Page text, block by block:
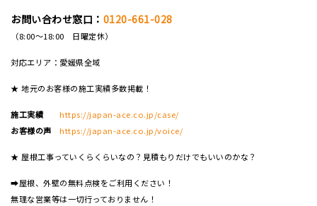
お問い合わせ窓口： 0120-661-028
（8:00～18:00 日曜定休）
対応エリア：愛媛県全域
★ 地元のお客様の施工実績多数掲載！
施工実績
https://japan-ace.co.jp/case/
お客様の声
https://japan-ace.co.jp/voice/
★ 屋根工事っていくらくらいなの？見積もりだけでもいいのかな？
➡屋根、外壁の無料点検をご利用ください！
無理な営業等は一切行っておりません！